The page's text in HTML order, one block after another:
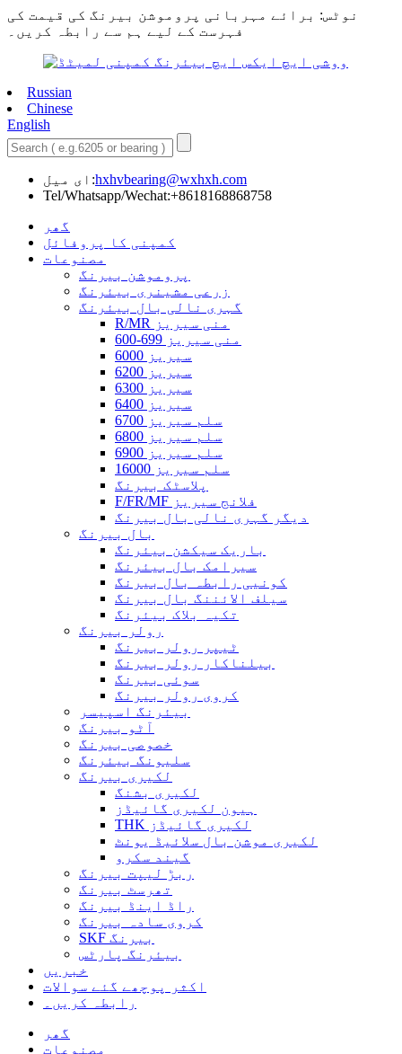
نوٹس: برائے مہربانی پروموشن بیرنگ کی قیمت کی
فہرست کے لیے ہم سے رابطہ کریں۔
Russian
Chinese
English
ای میل:hxhvbearing@wxhxh.com
Tel/Whatsapp/Wechat:+8618168868758
گھر
کمپنی کا پروفائل
مصنوعات
پروموشن بیرنگ
زرعی مشینری بیئرنگ
گہری نالی بال بیئرنگ
R/MR منی سیریز
600-699 منی سیریز
6000 سیریز
6200 سیریز
6300 سیریز
6400 سیریز
6700 سلم سیریز
6800 سلم سیریز
6900 سلم سیریز
16000 سلم سیریز
پلاسٹک بیرنگ
F/FR/MF فلانج سیریز
دیگر گہری نالی بال بیرنگ
بال بیرنگ
باریک سیکشن بیئرنگ
سیرامک ​​بال بیئرنگ
کونیی رابطہ بال بیرنگ
سیلف الائننگ بال بیرنگ
تکیہ بلاک بیئرنگ
رولر بیرنگ
ٹیپر رولر بیرنگ
بیلناکار رولر بیرنگ
سوئی بیرنگ
کروی رولر بیرنگ
بیئرنگ اسپیسر
آٹو بیرنگ
خصوصی بیرنگ
سلیونگ بیئرنگ
لکیری بیرنگ
لکیری بشنگ
ہیون لکیری گائیڈز
THK لکیری گائیڈز
لکیری موشن بال سلائیڈ یونٹ
گیند سکرو
ربڑ لیپت بیرنگ
تھرسٹ بیرنگ
راڈ اینڈ بیرنگ
کروی سادہ بیرنگ
SKF بیرنگ
بیئرنگ پارٹس
خبریں
اکثر پوچھے گئے سوالات
رابطہ کریں۔
گھر
مصنوعات